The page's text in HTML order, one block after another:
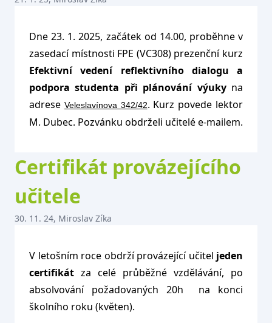
Dne 23. 1. 2025, začátek od 14.00, proběhne v
zasedací místnosti FPE (VC308) prezenční kurz
Efektivní vedení reflektivního dialogu a
podpora studenta při plánování výuky na
adrese Veleslavínova 342/42. Kurz povede lektor
M. Dubec. Pozvánku obdrželi učitelé e-mailem.
Certifikát provázejícího
učitele
30. 11. 24, Miroslav Zíka
V letošním roce obdrží provázející učitel jeden
certifikát za celé průběžné vzdělávání, po
absolvování požadovaných 20h na konci
školního roku (květen).